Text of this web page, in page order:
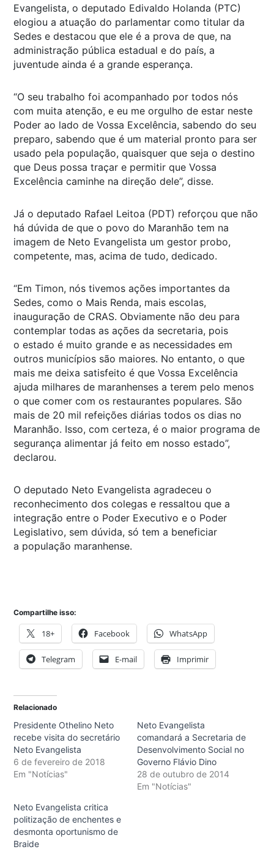
Evangelista, o deputado Edivaldo Holanda (PTC)
elogiou a atuação do parlamentar como titular da
Sedes e destacou que ele é a prova de que, na
administração pública estadual e do país, a
juventude ainda é a grande esperança.
“O seu trabalho foi acompanhado por todos nós
com muita atenção, e eu me orgulho de estar neste
Poder ao lado de Vossa Excelência, sabendo do seu
preparo, sabendo que é um material pronto para ser
usado pela população, quaisquer que seja o destino
que Deus possa traçar e permitir que Vossa
Excelência caminhe na direção dele”, disse.
Já o deputado Rafael Leitoa (PDT) reforçou que não
há dúvida de que o povo do Maranhão tem na
imagem de Neto Evangelista um gestor probo,
competente, mas, acima de tudo, dedicado.
“Em Timon, nós tivemos ações importantes da
Sedes, como o Mais Renda, mais escolas,
inauguração de CRAS. Obviamente não deu para
contemplar todas as ações da secretaria, pois
o estado é muito grande e as necessidades em
outros municípios são maiores. No entanto, o que
mais me deixa satisfeito é que Vossa Excelência
ajuda milhares de maranhenses a terem pelo menos
o que comer com os restaurantes populares. São
mais de 20 mil refeições diárias todos os dias no
Maranhão. Isso, com certeza, é o maior programa de
segurança alimentar já feito em nosso estado”,
declarou.
O deputado Neto Evangelista agradeceu o
reconhecimento dos colegas e ressaltou que a
integração entre o Poder Executivo e o Poder
Legislativo, sem dúvida, só tem a beneficiar
a população maranhense.
Compartilhe isso:
18+ Facebook WhatsApp
Telegram E-mail Imprimir
Relacionado
Presidente Othelino Neto
recebe visita do secretário
Neto Evangelista
6 de fevereiro de 2018
Em "Notícias"
Neto Evangelista
comandará a Secretaria de
Desenvolvimento Social no
Governo Flávio Dino
28 de outubro de 2014
Em "Notícias"
Neto Evangelista critica
politização de enchentes e
desmonta oportunismo de
Braide